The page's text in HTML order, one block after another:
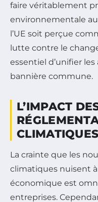
faire véritablement
environnementale
l’UE soit perçue
lutte contre le
essentiel d’unifier
bannière commune.
L’IMPACT
La crainte que les
climatiques nuisent
économique est
entreprises.